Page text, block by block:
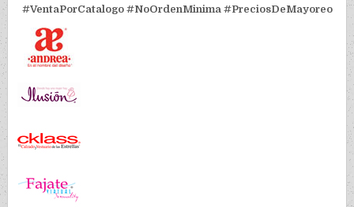
#VentaPorCatalogo#NoOrdenMinima #PreciosDeMayoreo